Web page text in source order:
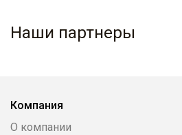
Наши партнеры
Компания
О компании